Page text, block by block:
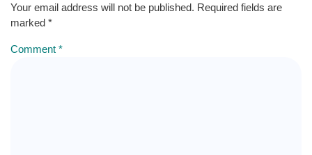
Your email address will not be published. Required fields are
marked *
Comment *